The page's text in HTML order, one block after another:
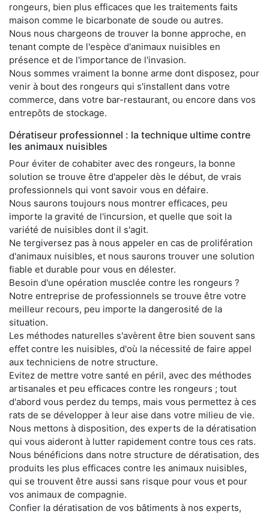
rongeurs, bien plus efficaces que les traitements faits
maison comme le bicarbonate de soude ou autres.
Nous nous chargeons de trouver la bonne approche, en
tenant compte de l'espèce d'animaux nuisibles en
présence et de l'importance de l'invasion.
Nous sommes vraiment la bonne arme dont disposez, pour
venir à bout des rongeurs qui s'installent dans votre
commerce, dans votre bar-restaurant, ou encore dans vos
entrepôts de stockage.
Dératiseur professionnel : la technique ultime contre
les animaux nuisibles
Pour éviter de cohabiter avec des rongeurs, la bonne
solution se trouve être d'appeler dès le début, de vrais
professionnels qui vont savoir vous en défaire.
Nous saurons toujours nous montrer efficaces, peu
importe la gravité de l'incursion, et quelle que soit la
variété de nuisibles dont il s'agit.
Ne tergiversez pas à nous appeler en cas de prolifération
d'animaux nuisibles, et nous saurons trouver une solution
fiable et durable pour vous en délester.
Besoin d'une opération musclée contre les rongeurs ?
Notre entreprise de professionnels se trouve être votre
meilleur recours, peu importe la dangerosité de la
situation.
Les méthodes naturelles s'avèrent être bien souvent sans
effet contre les nuisibles, d'où la nécessité de faire appel
aux techniciens de notre structure.
Evitez de mettre votre santé en péril, avec des méthodes
artisanales et peu efficaces contre les rongeurs ; tout
d'abord vous perdez du temps, mais vous permettez à ces
rats de se développer à leur aise dans votre milieu de vie.
Nous mettons à disposition, des experts de la dératisation
qui vous aideront à lutter rapidement contre tous ces rats.
Nous bénéficions dans notre structure de dératisation, des
produits les plus efficaces contre les animaux nuisibles,
qui se trouvent être aussi sans risque pour vous et pour
vos animaux de compagnie.
Confier la dératisation de vos bâtiments à nos experts,